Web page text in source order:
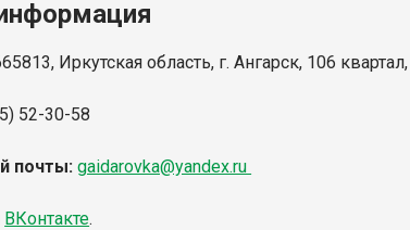
Иркутская область, г. Ангарск, 106
52-30-58
почты: gaidarovka@yandex.ru
ВКонтакте.